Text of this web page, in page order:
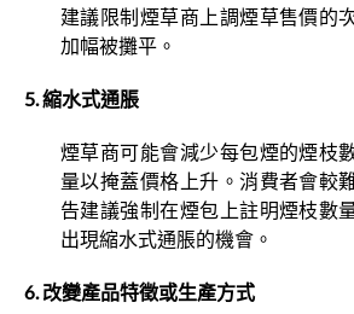
建議限制煙草商上調煙草售價的
加幅被攤平。
5. 縮水式通脹
煙草商可能會減少每包煙的煙枝
量以掩蓋價格上升。消費者會較
告建議強制在煙包上註明煙枝數
出現縮水式通脹的機會。
6. 改變產品特徵或生產方式